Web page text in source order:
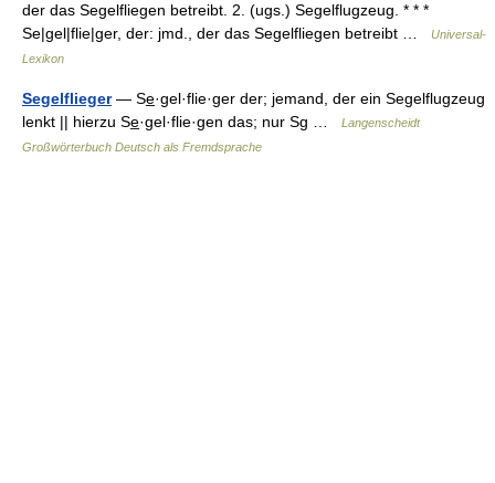
der das Segelfliegen betreibt. 2. (ugs.) Segelflugzeug. * * *
Se|gel|flie|ger, der: jmd., der das Segelfliegen betreibt …
Universal-
Lexikon
Segelflieger— Se̲·gel·flie·ger der; jemand, der ein Segelflugzeug
lenkt || hierzu Se̲·gel·flie·gen das; nur Sg …
Langenscheidt
Großwörterbuch Deutsch als Fremdsprache